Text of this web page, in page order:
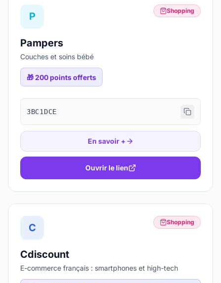
P Shopping
Pampers
Couches et soins bébé
🎁200 points offerts
3BC1DCE
En savoir +
Ouvrir le lien
C Shopping
Cdiscount
E-commerce français : smartphones et high-tech